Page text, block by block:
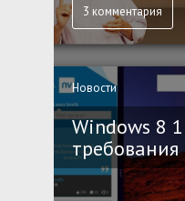
3 комментария
Новости
Windows 8